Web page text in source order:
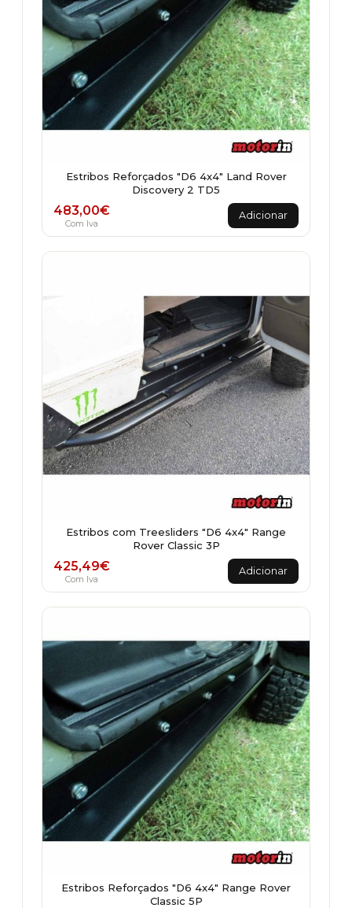
Estribos Reforçados "D6 4x4" Land Rover
Discovery 2 TD5
483,00€
Com Iva
Adicionar
Estribos com Treesliders "D6 4x4" Range
Rover Classic 3P
425,49€
Com Iva
Adicionar
Estribos Reforçados "D6 4x4" Range Rover
Classic 5P